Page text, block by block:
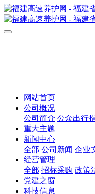
网站首页
公司概况
公司简介 公众出行
重大主题
新闻中心
全部 公司新闻 企业
经营管理
全部 招标采购 政策
党建之窗
科技信息